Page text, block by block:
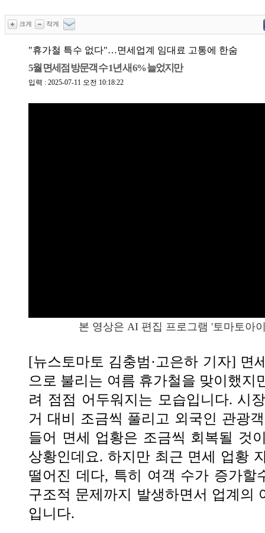
크게 작게
"휴가철 특수 없다"…면세업계 임대료 고통에 한숨
5월 면세점 방문객 수 1년 새 6% 늘었지만
입력 : 2025-07-11 오전 10:18:22
본 영상은 AI 편집 프로그램 '토마토아
[뉴스토마토 김충범·고은하 기자] 면
으로 불리는 여름 휴가철을 맞이했지
려 점점 어두워지는 모습입니다. 시
거 대비 조금씩 풀리고 외국인 관광
들어 면세 업황은 조금씩 회복될 것
상황인데요. 하지만 최근 면세 업황
떨어진 데다, 특히 여객 수가 증가할
구조적 문제까지 발생하면서 업계의
입니다.